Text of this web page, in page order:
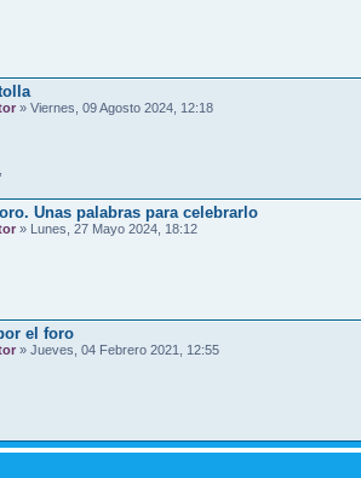
» Viernes, 09 Agosto 2024, 12:18
Unas palabras para celebrarlo
» Lunes, 27 Mayo 2024, 18:12
el foro
» Jueves, 04 Febrero 2021, 12:55